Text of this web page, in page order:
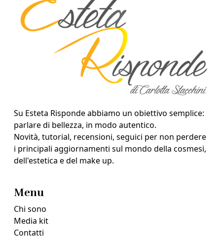
Su Esteta Risponde abbiamo un obiettivo semplice:
parlare di bellezza, in modo autentico.
Novità, tutorial, recensioni, seguici per non perdere
i principali aggiornamenti sul mondo della cosmesi,
dell'estetica e del make up.
Menu
Chi sono
Media kit
Contatti